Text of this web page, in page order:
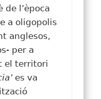
l’època
a oligopolis
anglesos,
per a
el territori
es va